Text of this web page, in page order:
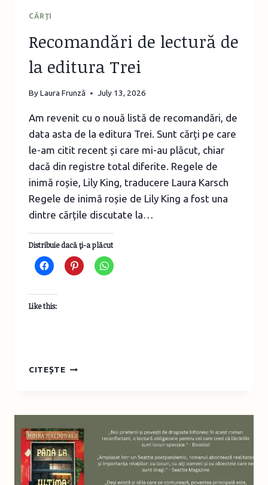
CĂRŢI
Recomandări de lectură de
la editura Trei
ByLaura Frunză July 13, 2026
Am revenit cu o nouă listă de recomandări, de
data asta de la editura Trei. Sunt cărți pe care
le-am citit recent și care mi-au plăcut, chiar
dacă din registre total diferite. Regele de
inimă roșie, Lily King, traducere Laura Karsch
Regele de inimă roșie de Lily King a fost una
dintre cărțile discutate la…
Distribuie dacă ţi-a plăcut
Like this:
CITEȘTERECOMANDĂRI
LA
EDITURA
TREI